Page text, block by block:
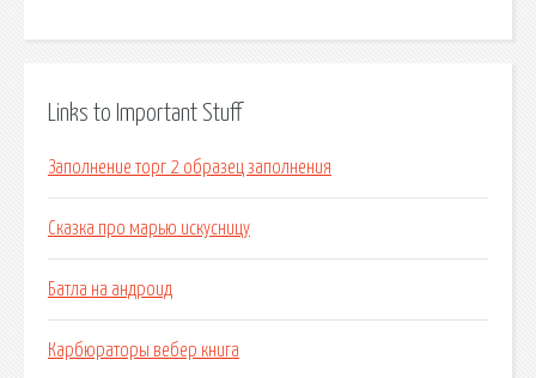
Links to Important Stuff
Заполнение торг 2 образец заполнения
Сказка про марью искусницу
Батла на андроид
Карбюраторы вебер книга